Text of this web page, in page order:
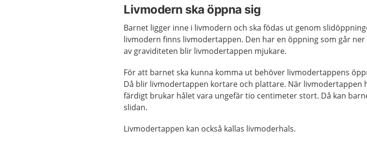
Livmodern ska öppna sig
Barnet ligger inne i livmodern och ska födas ut genom
livmodern finns livmodertappen. Den har en öppning som går ner
av graviditeten blir livmodertappen mjukare.
För att barnet ska kunna komma ut behöver livmodertappens
Då blir livmodertappen kortare och plattare. När livmodertappen
färdigt brukar hålet vara ungefär tio centimeter stort. Då kan
slidan.
Livmodertappen kan också kallas livmoderhals.